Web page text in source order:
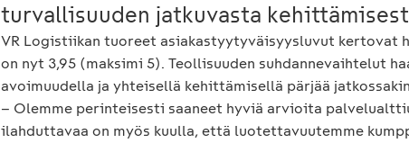
turvallisuuden jatkuvasta
VR Logistiikan tuoreet asiakastyytyväisyysluvut kertovat
on nyt 3,95 (maksimi 5). Teollisuuden suhdannevaihtelut
avoimuudella ja yhteisellä kehittämisellä pärjää
– Olemme perinteisesti saaneet hyviä arvioita
ilahduttavaa on myös kuulla, että luotettavuutemme